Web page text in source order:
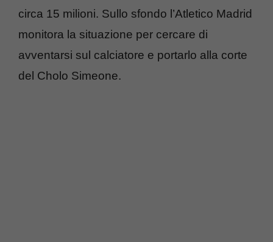
circa 15 milioni. Sullo sfondo l’Atletico Madrid
monitora la situazione per cercare di
avventarsi sul calciatore e portarlo alla corte
del Cholo Simeone.